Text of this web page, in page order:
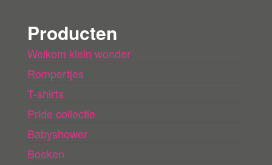
Producten
Welkom klein wonder
Rompertjes
T-shirts
Pride collectie
Babyshower
Boeken